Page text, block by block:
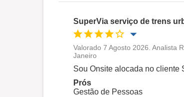
SuperVia serviço de trens
Oportunidade de promoção
Ambiente de trabalho
Valorado 7 Agosto 2026. Analista
Janeiro
Sou Onsite alocada no cliente
Prós
Gestão de Pessoas